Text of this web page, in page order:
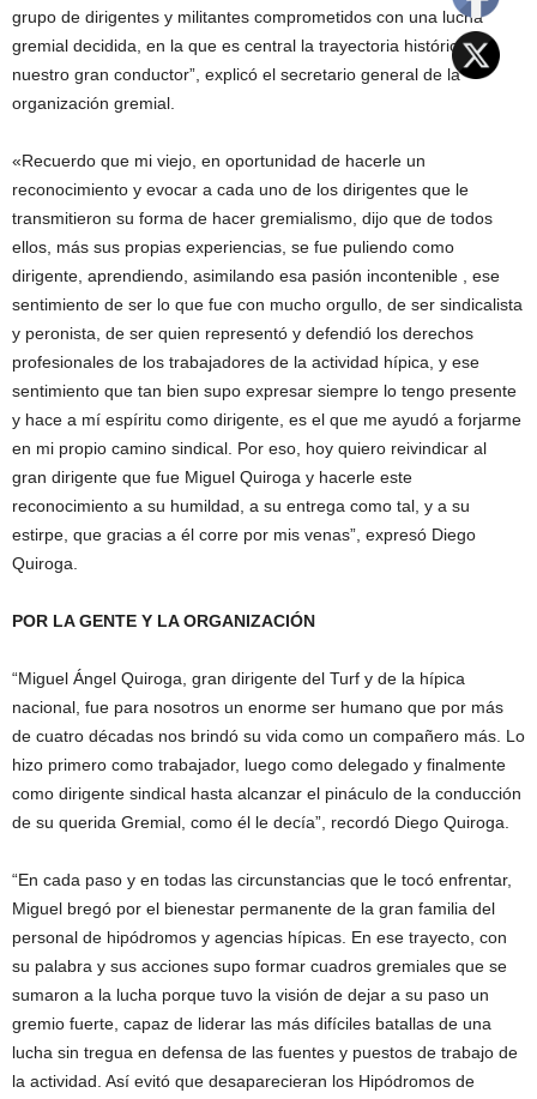
grupo de dirigentes y militantes comprometidos con una lucha
gremial decidida, en la que es central la trayectoria histórica de
nuestro gran conductor”, explicó el secretario general de la
organización gremial.
«Recuerdo que mi viejo, en oportunidad de hacerle un
reconocimiento y evocar a cada uno de los dirigentes que le
transmitieron su forma de hacer gremialismo, dijo que de todos
ellos, más sus propias experiencias, se fue puliendo como
dirigente, aprendiendo, asimilando esa pasión incontenible , ese
sentimiento de ser lo que fue con mucho orgullo, de ser sindicalista
y peronista, de ser quien representó y defendió los derechos
profesionales de los trabajadores de la actividad hípica, y ese
sentimiento que tan bien supo expresar siempre lo tengo presente
y hace a mí espíritu como dirigente, es el que me ayudó a forjarme
en mi propio camino sindical. Por eso, hoy quiero reivindicar al
gran dirigente que fue Miguel Quiroga y hacerle este
reconocimiento a su humildad, a su entrega como tal, y a su
estirpe, que gracias a él corre por mis venas”, expresó Diego
Quiroga.
POR LA GENTE Y LA ORGANIZACIÓN
“Miguel Ángel Quiroga, gran dirigente del Turf y de la hípica
nacional, fue para nosotros un enorme ser humano que por más
de cuatro décadas nos brindó su vida como un compañero más. Lo
hizo primero como trabajador, luego como delegado y finalmente
como dirigente sindical hasta alcanzar el pináculo de la conducción
de su querida Gremial, como él le decía”, recordó Diego Quiroga.
“En cada paso y en todas las circunstancias que le tocó enfrentar,
Miguel bregó por el bienestar permanente de la gran familia del
personal de hipódromos y agencias hípicas. En ese trayecto, con
su palabra y sus acciones supo formar cuadros gremiales que se
sumaron a la lucha porque tuvo la visión de dejar a su paso un
gremio fuerte, capaz de liderar las más difíciles batallas de una
lucha sin tregua en defensa de las fuentes y puestos de trabajo de
la actividad. Así evitó que desaparecieran los Hipódromos de